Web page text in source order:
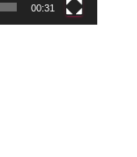
00:31